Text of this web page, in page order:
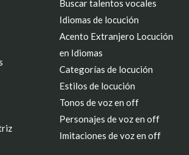
Buscar talentos vocales
Idiomas de locución
Acento Extranjero Locución
en Idiomas
Categorías de locución
Estilos de locución
Tonos de voz en off
Personajes de voz en off
Imitaciones de voz en off